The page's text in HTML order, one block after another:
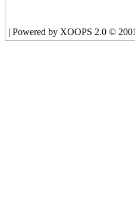
| Powered by XOOPS 2.0 ©